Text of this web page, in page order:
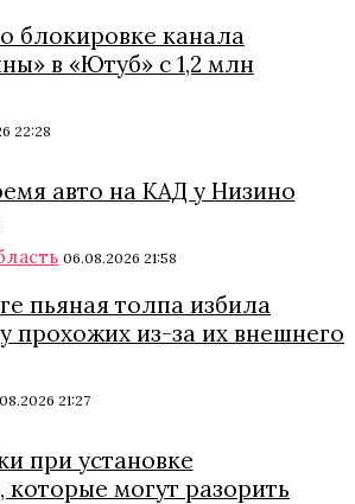
блокировке канала
в «Ютуб» с 1,2 млн
22:28
авто на КАД у Низино
06.08.2026 21:58
пьяная толпа избила
прохожих из-за их внешнего
21:27
при установке
могут разорить